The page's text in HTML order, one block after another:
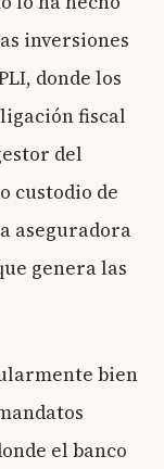
inversiones
donde los
fiscal
del
custodio de
aseguradora
genera las
bien
el banco